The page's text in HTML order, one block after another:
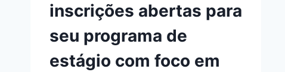
inscrições abertas para
seu programa de
estágio com foco em